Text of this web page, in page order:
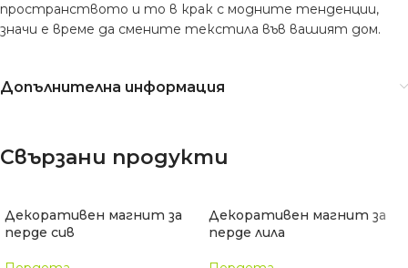
пространството и то в крак с модните тенденции,
значи е време да смените текстила във вашият дом.
Допълнителна информация
Свързани продукти
Декоративен магнит за
перде сив
Декоративен магнит за
перде лила